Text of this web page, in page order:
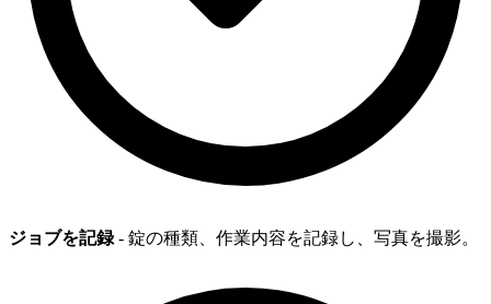
ジョブを記録- 錠の種類、作業内容を記録し、写真を撮影。